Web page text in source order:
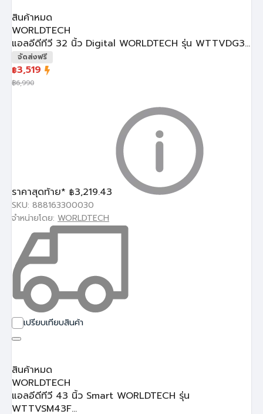
สินค้าหมด
WORLDTECH
แอลอีดีทีวี 32 นิ้ว Digital WORLDTECH รุ่น WTTVDG3...
จัดส่งฟรี
฿3,519
฿6,990
ราคาสุดท้าย* ฿3,219.43
SKU: 888163300030
จำหน่ายโดย: WORLDTECH
เปรียบเทียบสินค้า
สินค้าหมด
WORLDTECH
แอลอีดีทีวี 43 นิ้ว Smart WORLDTECH รุ่น
WTTVSM43F...